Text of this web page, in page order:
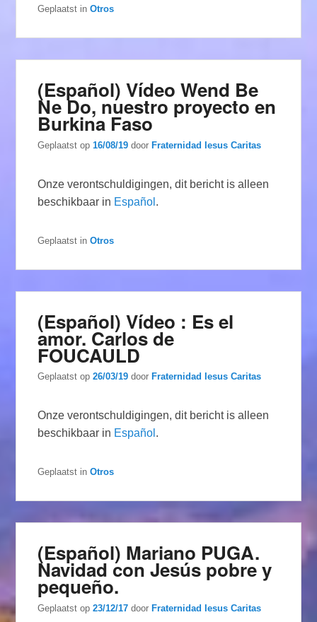
Geplaatst in Otros
(Español) Vídeo Wend Be
Ne Do, nuestro proyecto en
Burkina Faso
Geplaatst op16/08/19 doorFraternidad Iesus Caritas
Onze verontschuldigingen, dit bericht is alleen
beschikbaar in Español .
Geplaatst in Otros
(Español) Vídeo : Es el
amor. Carlos de
FOUCAULD
Geplaatst op26/03/19 door Fraternidad Iesus Caritas
Onze verontschuldigingen, dit bericht is alleen
beschikbaar in Español .
Geplaatst in Otros
(Español) Mariano PUGA.
Navidad con Jesús pobre y
pequeño.
Geplaatst op23/12/17 door Fraternidad Iesus Caritas